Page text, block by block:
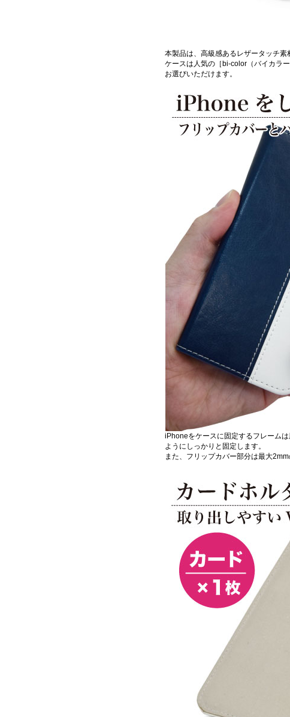
本製品は、高級感あるレザータッチ素
ケースは人気の［bi-color（バイカラ
お選びいただけます。
iPhoneをケースに固定するフレーム
ようにしっかりと固定します。
また、フリップカバー部分は最大